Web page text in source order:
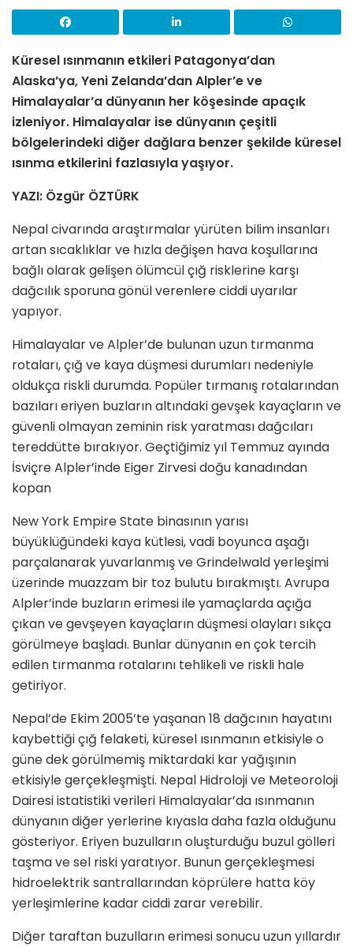
Küresel ısınmanın etkileri Patagonya’dan
Alaska’ya, Yeni Zelanda’dan Alpler’e ve
Himalayalar’a dünyanın her köşesinde apaçık
izleniyor. Himalaya­lar ise dünyanın çeşitli
bölgelerindeki diğer dağlara benzer şekilde küresel
ısınma etkilerini fazlasıyla yaşıyor.
YAZI: Özgür ÖZTÜRK
Nepal civarında araştırmalar yürüten bilim insanları
artan sıcaklıklar ve hızla değişen hava koşullarına
bağlı olarak gelişen ölümcül çığ risklerine karşı
dağcılık sporuna gönül verenlere ciddi uyarılar
yapıyor.
Himalayalar ve Alpler’de bulunan uzun tırmanma
rotaları, çığ ve kaya düşmesi durumları nedeniyle
olduk­ça riskli durumda. Popüler tırmanış rotalarından
bazıları eriyen buzların altındaki gevşek kayaçların ve
güvenli olmayan zeminin risk yaratması dağ­cıları
tereddütte bırakıyor. Geçtiğimiz yıl Temmuz ayında
İsviçre Alpler’inde Eiger Zirvesi doğu kanadından
kopan
New York Empire State binasının ya­rısı
büyüklüğündeki kaya kütlesi, vadi boyunca aşağı
parçalanarak yuvarlan­mış ve Grindelwald yerleşimi
üzerin­de muazzam bir toz bulutu bırakmıştı. Avrupa
Alpler’inde buzların erimesi ile yamaçlarda açığa
çıkan ve gevşeyen kayaçların düşmesi olayları sıkça
görül­meye başladı. Bunlar dünyanın en çok tercih
edilen tırmanma rotalarını tehli­keli ve riskli hale
getiriyor.
Nepal’de Ekim 2005’te yaşanan 18 dağ­cının hayatını
kaybettiği çığ felaketi, küresel ısınmanın etkisiyle o
güne dek görülmemiş miktardaki kar yağışının
etkisiyle gerçekleşmişti. Nepal Hid­roloji ve Meteoroloji
Dairesi istatistiki verileri Himalayalar’da ısınmanın
dün­yanın diğer yerlerine kıyasla daha fazla olduğunu
gösteriyor. Eriyen buzulların oluşturduğu buzul gölleri
taşma ve sel riski yaratıyor. Bunun gerçekleşmesi
hidroelektrik santrallarından köprüle­re hatta köy
yerleşimlerine kadar ciddi zarar verebilir.
Diğer taraftan buzulların erimesi so­nucu uzun yıllardır